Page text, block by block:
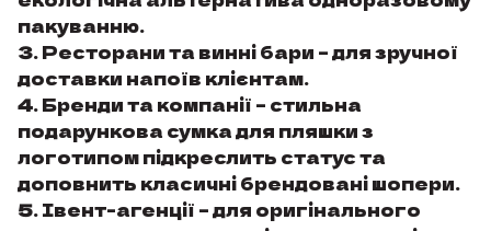
пакуванню.
Ресторани та винні бари – для зручної
доставки напоїв клієнтам.
Бренди та компанії – стильна
подарункова сумка для пляшки з
логотипом підкреслить статус та
доповнить класичні брендованішопери.
Івент-агенції – для оригінального